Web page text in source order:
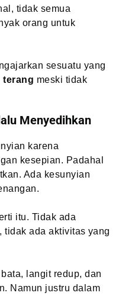
tidak semua
orang untuk
sesuatu yang
terang meski tidak
Menyedihkan
karena
kesepian. Padahal
Ada kesunyian
itu. Tidak ada
tidak ada aktivitas yang
langit redup, dan
Namun justru dalam